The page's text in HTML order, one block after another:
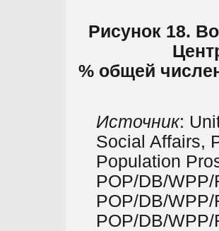
Рисунок 18.
% общей
Источник:
Social Affairs,
Population
POP/DB/
POP/DB/
POP/DB/